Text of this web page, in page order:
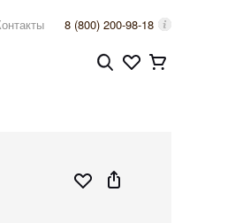
8 (800) 200-98-18